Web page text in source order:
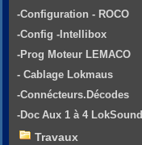
-Configuration - ROCO
-Config -Intellibox
-Prog Moteur LEMACO
- Cablage Lokmaus
-Connécteurs.Décodes
-Doc Aux 1 à 4 LokSound
Travaux